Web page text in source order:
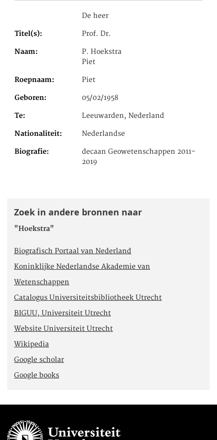
De heer
Titel(s) Prof. Dr.
Naam
P. Hoekstra
Piet
Roepnaam Piet
Geboren 05/02/1958
Te Leeuwarden, Nederland
Nationaliteit Nederlandse
Biografie
decaan Geowetenschappen 2011-
2019
Zoek in andere bronnen naar
"Hoekstra"
Biografisch Portaal van Nederland
Koninklijke Nederlandse Akademie van
Wetenschappen
Catalogus Universiteitsbibliotheek Utrecht
BIGUU, Universiteit Utrecht
Website Universiteit Utrecht
Wikipedia
Google scholar
Google books